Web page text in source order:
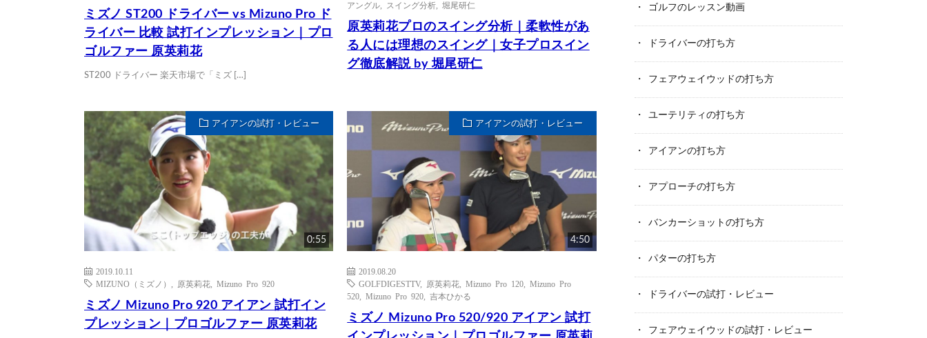
ミズノ ST200 ドライバー vs Mizuno Pro ド
ライバー 比較 試打インプレッション｜プロ
ゴルファー 原英莉花
ST200 ドライバー 楽天市場で「ミズ […]
アングル
スイング分析 ,堀尾研仁
原英莉花プロのスイング分析｜柔軟性があ
る人には理想のスイング｜女子プロスイン
グ徹底解説 by 堀尾研仁
アイアンの試打・レビュー
0:55
2019.10.11
MIZUNO（ミズノ）
原英莉花 Mizuno Pro 920
ミズノ Mizuno Pro 920 アイアン 試打イン
プレッション｜プロゴルファー 原英莉花
アイアンの試打・レビュー
4:50
2019.08.20
GOLFDIGESTTV, 原英莉花 ,Mizuno Pro 120 ,Mizuno Pro
520 ,Mizuno Pro 920 ,吉本ひかる
ミズノ Mizuno Pro 520/920 アイアン 試打
ゴルフのレッスン動画
ドライバーの打ち方
フェアウェイウッドの打ち方
ユーテリティの打ち方
アイアンの打ち方
アプローチの打ち方
バンカーショットの打ち方
パターの打ち方
ドライバーの試打・レビュー
フェアウェイウッドの試打・レビュー